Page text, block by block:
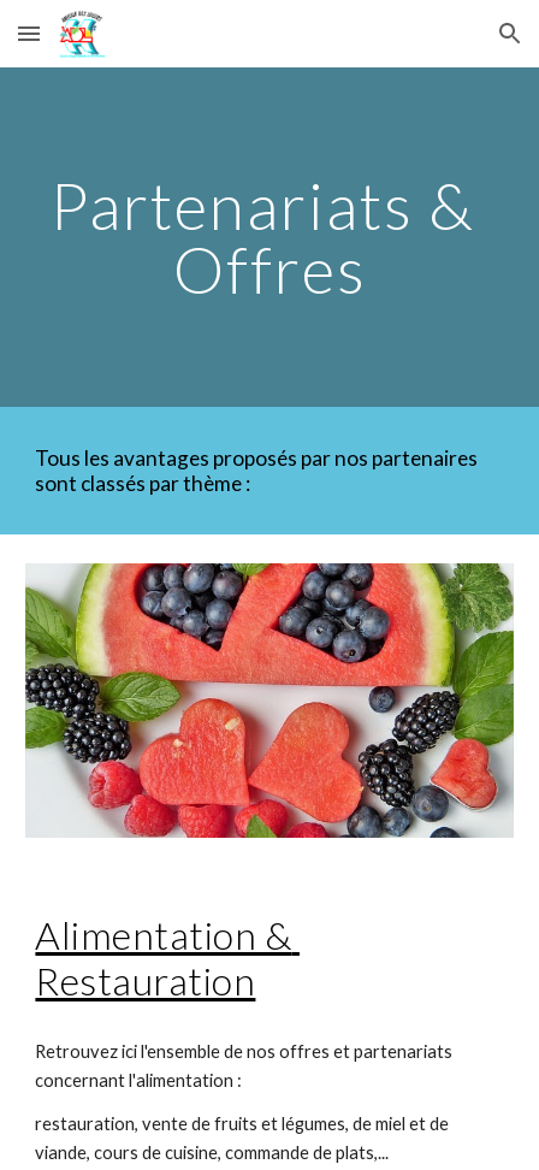
Skip to main content Skip to navigation
Partenariats &
Offres
Tous les avantages proposés par nos partenaires
sont classés par thème :
Alimentation &
Restauration
Retrouvez ici l'ensemble de nos offres et partenariats
concernant l'alimentation :
restauration, vente de fruits et légumes, de miel et de
viande, cours de cuisine, commande de plats,...